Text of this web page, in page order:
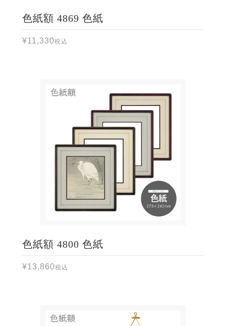
色紙額 4869 色紙
¥11,330税込
色紙額 4800 色紙
¥13,860税込